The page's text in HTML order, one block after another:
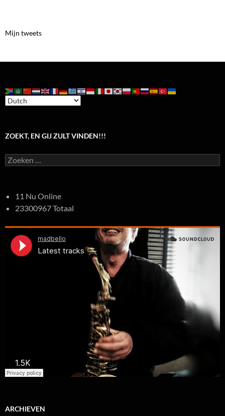
Mijn tweets
ZOEKT, EN GIJ ZULT VINDEN!!!
Zoeken
naar:
11 Nu Online
23300967 Totaal
ARCHIEVEN